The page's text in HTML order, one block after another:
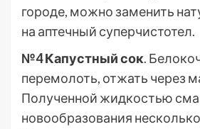
городе, можно заменить
на аптечный суперчистотел.
№4 Капустный сок.
перемолоть, отжать через
Полученной жидкостью
новообразования